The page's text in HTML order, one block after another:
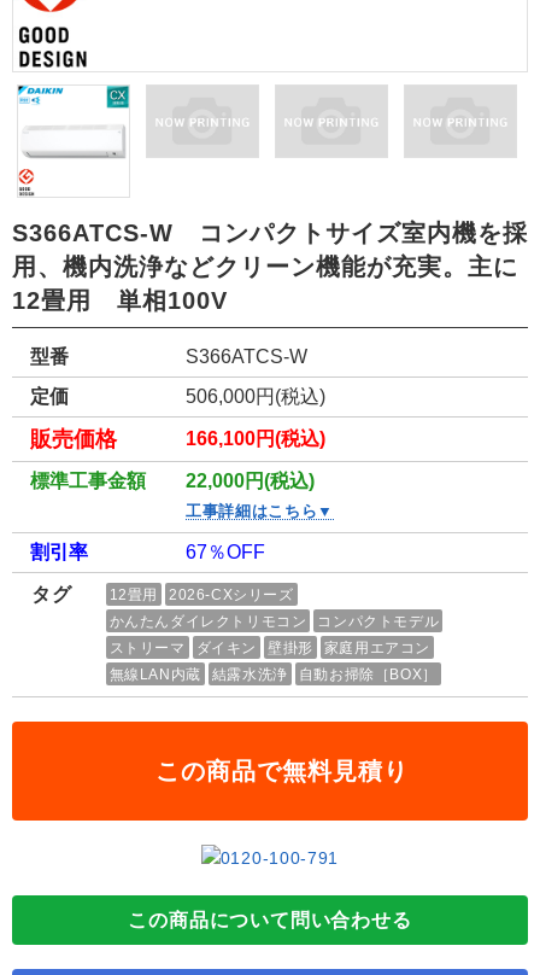
S366ATCS-W コンパクトサイズ室内機を採
用、機内洗浄などクリーン機能が充実。主に
12畳用 単相100V
型番
S366ATCS-W
定価
506,000円(税込)
販売価格 166,100円(税込)
標準工事金額 22,000円(税込)
工事詳細はこちら▼
割引率 67％OFF
タグ 12畳用
2026-CXシリーズ
かんたんダイレクトリモコン
コンパクトモデル
ストリーマ
ダイキン 壁掛形
家庭用エアコン
無線LAN内蔵
結露水洗浄 自動お掃除［BOX］
この商品で無料見積り
この商品について問い合わせる